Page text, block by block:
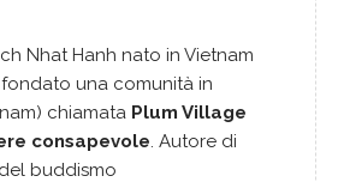
Nhat Hanh nato in Vietnam
una comunità in
chiamata Plum Village
consapevole. Autore di
buddismo